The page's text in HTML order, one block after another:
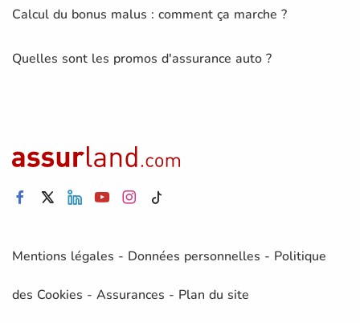
Calcul du bonus malus : comment ça marche ?
Quelles sont les promos d'assurance auto ?
Mentions légales - Données personnelles - Politique
des Cookies - Assurances - Plan du site